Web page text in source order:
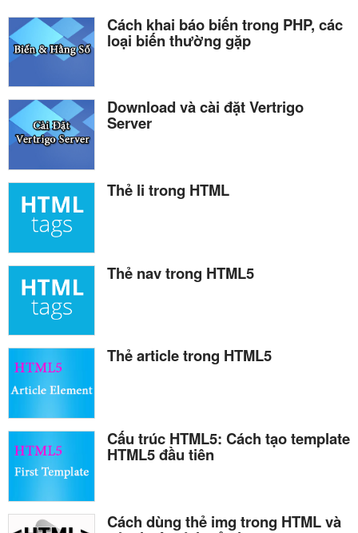
Cách khai báo biến trong PHP, các
loại biến thường gặp
Download và cài đặt Vertrigo
Server
Thẻ li trong HTML
Thẻ nav trong HTML5
Thẻ article trong HTML5
Cấu trúc HTML5: Cách tạo template
HTML5 đầu tiên
Cách dùng thẻ img trong HTML và